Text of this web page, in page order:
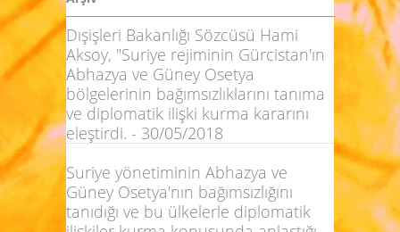
Dışişleri Bakanlığı Sözcüsü Hami
Aksoy, "Suriye rejiminin Gürcistan'ın
Abhazya ve Güney Osetya
bölgelerinin bağımsızlıklarını tanıma
ve diplomatik ilişki kurma kararını
eleştirdi. - 30/05/2018
Suriye yönetiminin Abhazya ve
Güney Osetya'nın bağımsızlığını
tanıdığı ve bu ülkelerle diplomatik